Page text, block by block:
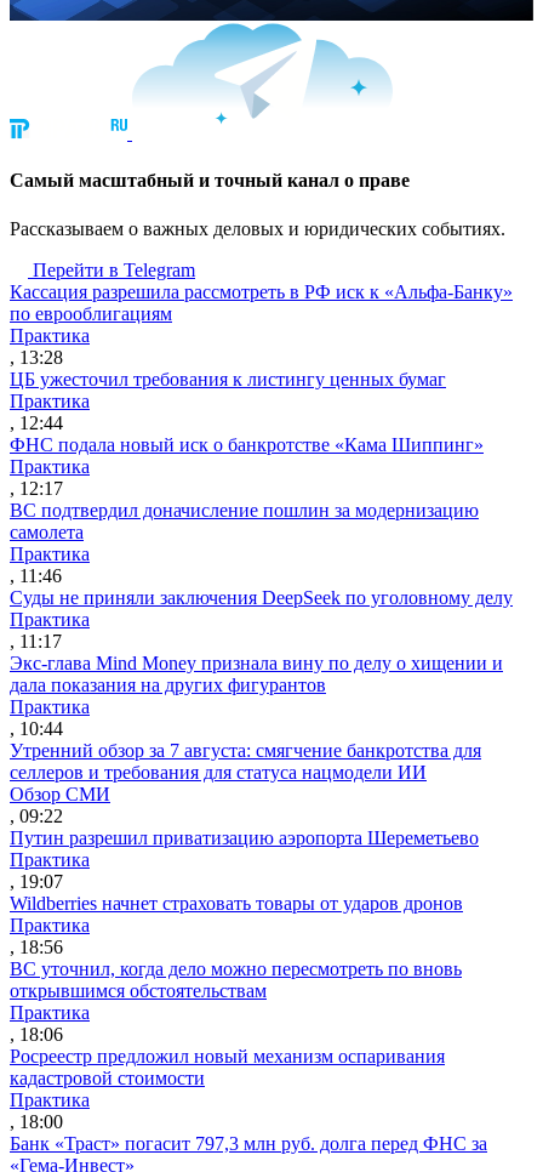
Cамый масштабный и точный канал о праве
Рассказываем о важных деловых и юридических событиях.
Перейти в Telegram
Кассация разрешила рассмотреть в РФ иск к «Альфа-Банку»
по еврооблигациям
Практика
, 13:28
ЦБ ужесточил требования к листингу ценных бумаг
Практика
, 12:44
ФНС подала новый иск о банкротстве «Кама Шиппинг»
Практика
, 12:17
ВС подтвердил доначисление пошлин за модернизацию
самолета
Практика
, 11:46
Суды не приняли заключения DeepSeek по уголовному делу
Практика
, 11:17
Экс-глава Mind Money признала вину по делу о хищении и
дала показания на других фигурантов
Практика
, 10:44
Утренний обзор за 7 августа: смягчение банкротства для
селлеров и требования для статуса нацмодели ИИ
Обзор СМИ
, 09:22
Путин разрешил приватизацию аэропорта Шереметьево
Практика
, 19:07
Wildberries начнет страховать товары от ударов дронов
Практика
, 18:56
ВС уточнил, когда дело можно пересмотреть по вновь
открывшимся обстоятельствам
Практика
, 18:06
Росреестр предложил новый механизм оспаривания
кадастровой стоимости
Практика
, 18:00
Банк «Траст» погасит 797,3 млн руб. долга перед ФНС за
«Гема-Инвест»